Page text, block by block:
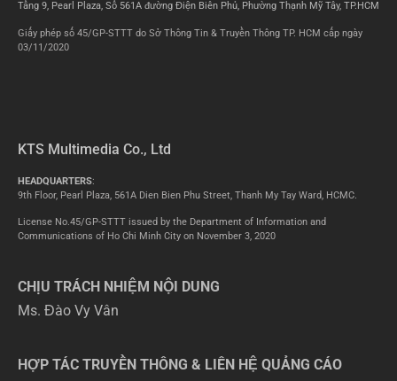
Tầng 9, Pearl Plaza, Số 561A đường Điện Biên Phủ, Phường Thạnh Mỹ Tây, TP.HCM
Giấy phép số 45/GP-STTT do Sở Thông Tin & Truyền Thông TP. HCM cấp ngày
03/11/2020
KTS Multimedia Co., Ltd
HEADQUARTERS:
9th Floor, Pearl Plaza, 561A Dien Bien Phu Street, Thanh My Tay Ward, HCMC.
License No.45/GP-STTT issued by the Department of Information and
Communications of Ho Chi Minh City on November 3, 2020
CHỊU TRÁCH NHIỆM NỘI DUNG
Ms. Đào Vy Vân
HỢP TÁC TRUYỀN THÔNG & LIÊN HỆ QUẢNG CÁO